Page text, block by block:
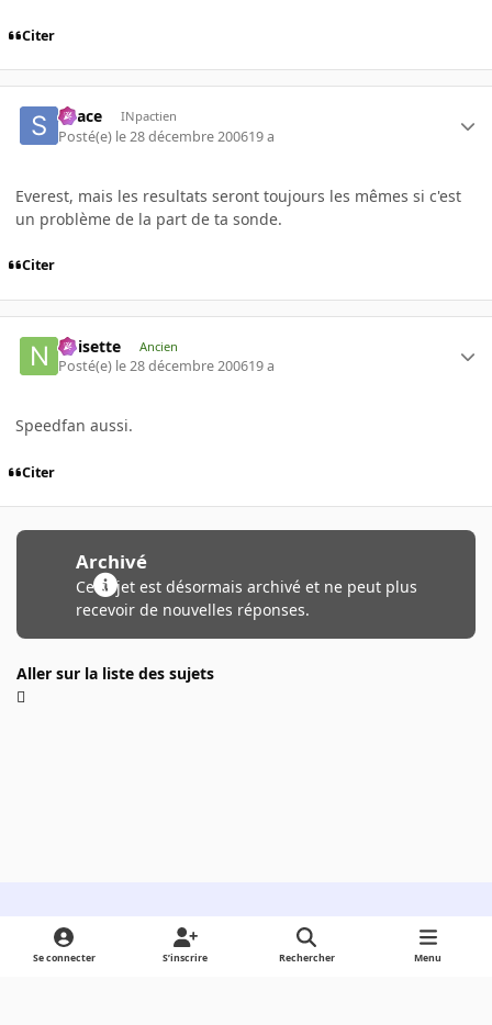
Citer
Space INpactien
Posté(e) le 28 décembre 200619 a
Everest, mais les resultats seront toujours les mêmes si c'est
un problème de la part de ta sonde.
Citer
noisette Ancien
Posté(e) le 28 décembre 200619 a
Speedfan aussi.
Citer
Archivé
Ce sujet est désormais archivé et ne peut plus
recevoir de nouvelles réponses.
Aller sur la liste des sujets
Light ModeDark ModeSystem Preference
Se connecter S’inscrire Rechercher Menu